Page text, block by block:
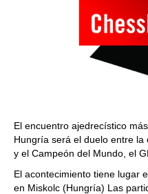
El encuentro ajedrecístico
Hungría será el duelo entre
y el Campeón del Mundo, el
El acontecimiento tiene lugar
en Miskolc (Hungría) Las